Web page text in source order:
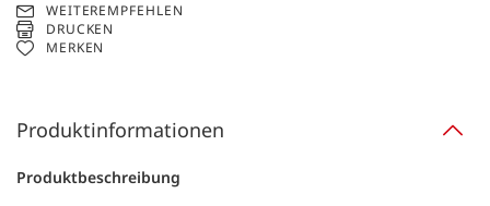
WEITEREMPFEHLEN
DRUCKEN
MERKEN
Produktinformationen
Produktbeschreibung